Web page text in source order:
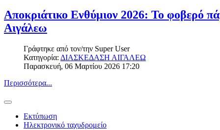
Αποκριάτικο Ενθύμιον 2026: Το φοβερό
Αιγάλεω
Γράφτηκε από τον/την Super User
Κατηγορία: ΔΙΑΣΚΕΔΑΣΗ ΑΙΓΑΛΕΩ
Παρασκευή, 06 Μαρτίου 2026 17:20
Περισσότερα...
Εκτύπωση
Ηλεκτρονικό ταχυδρομείο